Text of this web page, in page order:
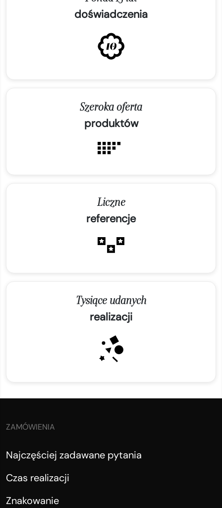
doświadczenia
Szeroka oferta
produktów
Liczne
referencje
Tysiące udanych
realizacji
ZAMÓWIENIA
Najczęściej zadawane pytania
Czas realizacji
Znakowanie